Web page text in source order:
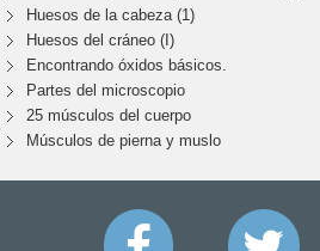
Huesos de la cabeza (1)
Huesos del cráneo (I)
Encontrando óxidos básicos.
Partes del microscopio
25 músculos del cuerpo
Músculos de pierna y muslo